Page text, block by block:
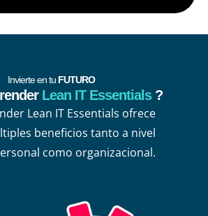
Invierte en tu FUTURO
Lean IT Essentials ?
Lean IT Essentials ofrece
beneficios tanto a nivel
como organizacional.